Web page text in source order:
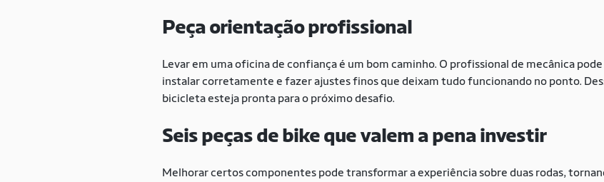
Peça orientação profissional
Levar em uma oficina de confiança é um bom caminho. O profissional de mecânica
instalar corretamente e fazer ajustes finos que deixam tudo funcionando no ponto.
bicicleta esteja pronta para o próximo desafio.
Seis peças de bike que valem a pena investir
Melhorar certos componentes pode transformar a experiência sobre duas rodas,